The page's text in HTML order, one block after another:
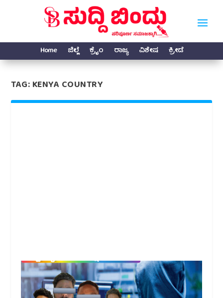
Home ಜಿಲ್ಲೆ ಕ್ರೈಂ ರಾಜ್ಯ ವಿಶೇಷ ಕ್ರೀಡೆ
TAG:KENYA COUNTRY